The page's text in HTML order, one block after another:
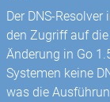
Der DNS-Resolver
den Zugriff auf
Änderung in Go
Systemen keine
was die